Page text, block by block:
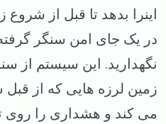
اینرا بدهد تا قبل از
در یک جای امن سنگر
نگهدارید. این سیستم از
زمین لرزه هایی که از
می کند و هشداری را روی